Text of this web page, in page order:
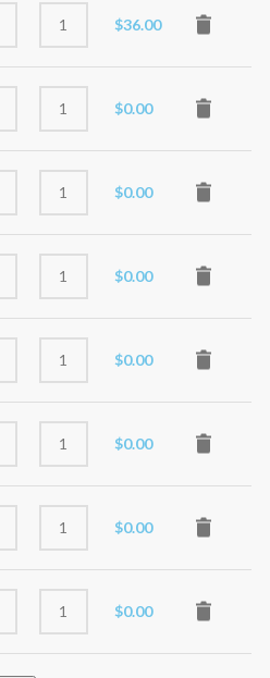
$36.00
$0.00
$0.00
$0.00
$0.00
$0.00
$0.00
$0.00